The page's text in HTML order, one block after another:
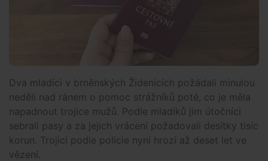
Dva mladíci v brněnských Židenicích požádali minulou
neděli nad ránem o pomoc strážníků poté, co je měla
napadnout trojice mužů. Podle mladíků jim útočníci
sebrali pasy a za jejich vrácení požadovali desítky tisíc
korun. Trojici podle policie nyní hrozí až deset let ve
vězení.